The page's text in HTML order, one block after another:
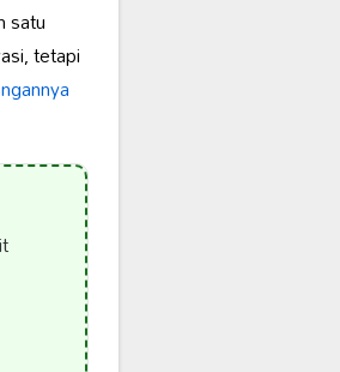
satu
tetapi